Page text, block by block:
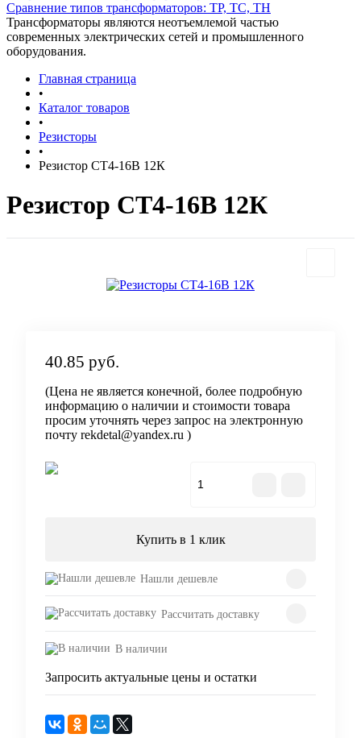
Сравнение типов трансформаторов: ТР, ТС, ТН
Трансформаторы являются неотъемлемой частью
современных электрических сетей и промышленного
оборудования.
Главная страница
•
Каталог товаров
•
Резисторы
•
Резистор СТ4-16В 12К
Резистор СТ4-16В 12К
40.85 руб.
(Цена не является конечной, более подробную
информацию о наличии и стоимости товара
просим уточнять через запрос на электронную
почту rekdetal@yandex.ru )
Купить в 1 клик
Нашли дешевле
Рассчитать доставку
В наличии
Запросить актуальные цены и остатки